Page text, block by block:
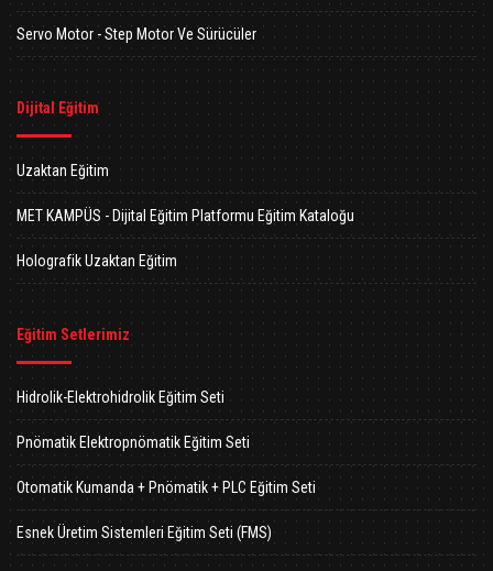
Servo Motor - Step Motor Ve Sürücüler
Dijital Eğitim
Uzaktan Eğitim
MET KAMPÜS - Dijital Eğitim Platformu Eğitim Kataloğu
Holografik Uzaktan Eğitim
Eğitim Setlerimiz
Hidrolik-Elektrohidrolik Eğitim Seti
Pnömatik Elektropnömatik Eğitim Seti
Otomatik Kumanda + Pnömatik + PLC Eğitim Seti
Esnek Üretim Sistemleri Eğitim Seti (FMS)